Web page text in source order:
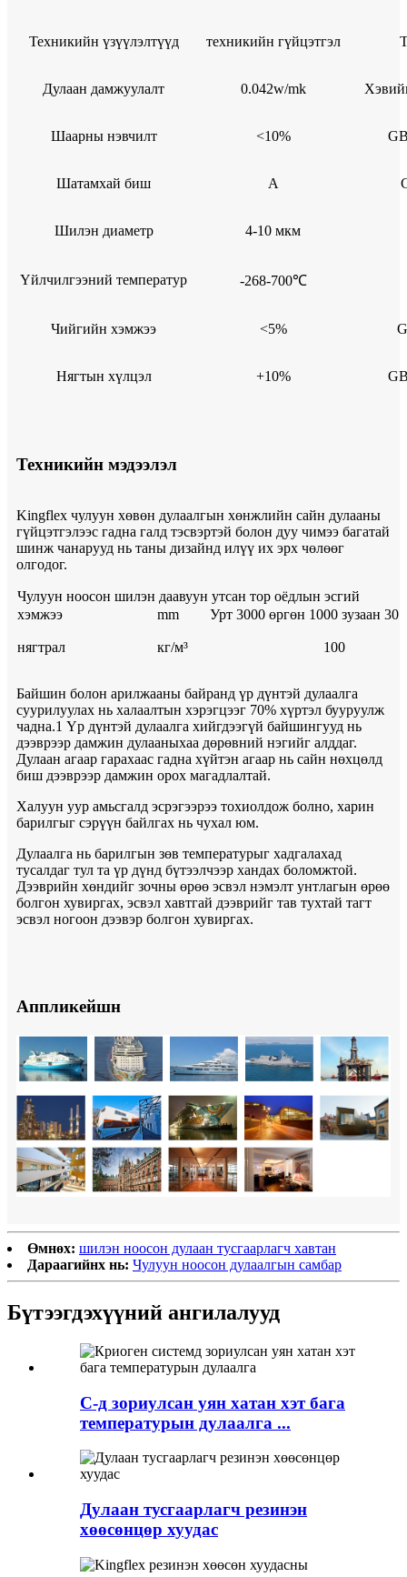
Техникийн үзүүлэлтүүд техникийн гүйцэтгэл
Дулаан дамжуулалт 0.042w/mk
Шаарны нэвчилт <10%
Шатамхай биш A
Шилэн диаметр 4-10 мкм
Үйлчилгээний температур -268-700℃
Чийгийн хэмжээ <5%
Нягтын хүлцэл +10%
Техникийн мэдээлэл
Kingflex чулуун хөвөн дулаалгын хөнжлийн сайн дулааны
гүйцэтгэлээс гадна галд тэсвэртэй болон дуу чимээ багатай
шинж чанарууд нь таны дизайнд илүү их эрх чөлөөг
олгодог.
Чулуун ноосон шилэн даавуун утсан тор оёдлын эсгий
хэмжээ
mm Урт 3000 өргөн 1000 зузаан 30
нягтрал кг/м³ 100
Байшин болон арилжааны байранд үр дүнтэй дулаалга
суурилуулах нь халаалтын хэрэгцээг 70% хүртэл бууруулж
чадна.1 Үр дүнтэй дулаалга хийгдээгүй байшингууд нь
дээврээр дамжин дулааныхаа дөрөвний нэгийг алддаг.
Дулаан агаар гарахаас гадна хүйтэн агаар нь сайн нөхцөлд
биш дээврээр дамжин орох магадлалтай.
Халуун уур амьсгалд эсрэгээрээ тохиолдож болно, харин
барилгыг сэрүүн байлгах нь чухал юм.
Дулаалга нь барилгын зөв температурыг хадгалахад
тусалдаг тул та үр дүнд бүтээлчээр хандах боломжтой.
Дээврийн хөндийг зочны өрөө эсвэл нэмэлт унтлагын өрөө
болгон хувиргах, эсвэл хавтгай дээврийг тав тухтай тагт
эсвэл ногоон дээвэр болгон хувиргах.
Аппликейшн
Өмнөх: шилэн ноосон дулаан тусгаарлагч хавтан
Дараагийнх нь: Чулуун ноосон дулаалгын самбар
Бүтээгдэхүүний ангилалууд
C-д зориулсан уян хатан хэт бага
температурын дулаалга ...
Дулаан тусгаарлагч резинэн
хөөсөнцөр хуудас